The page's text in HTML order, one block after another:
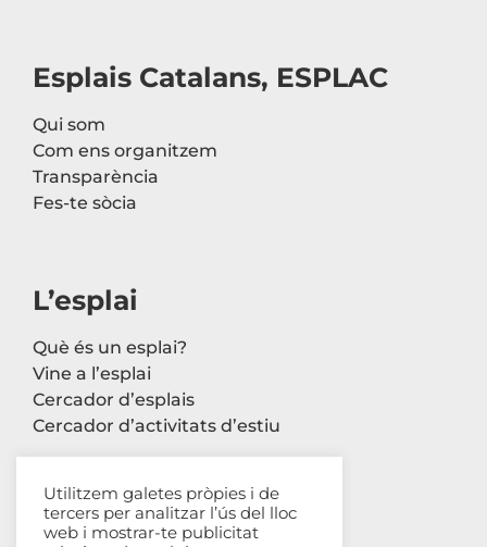
Esplais Catalans, ESPLAC
Qui som
Com ens organitzem
Transparència
Fes-te sòcia
L’esplai
Què és un esplai?
Vine a l’esplai
Cercador d’esplais
Cercador d’activitats d’estiu
Contacte
Utilitzem galetes pròpies i de
tercers per analitzar l’ús del lloc
web i mostrar-te publicitat